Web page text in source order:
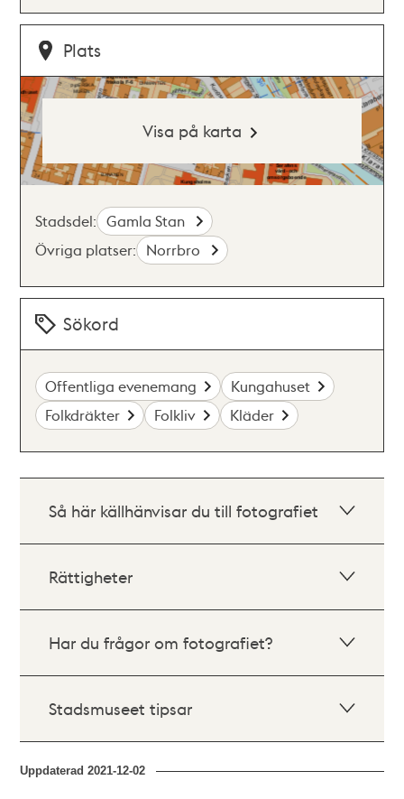
Plats
Visa på karta
Stadsdel: Gamla Stan
Övriga platser: Norrbro
Sökord
Offentliga evenemang
Kungahuset
Folkdräkter
Folkliv Kläder
Så här källhänvisar du till fotografiet
Rättigheter
Har du frågor om fotografiet?
Stadsmuseet tipsar
Uppdaterad2021-12-02